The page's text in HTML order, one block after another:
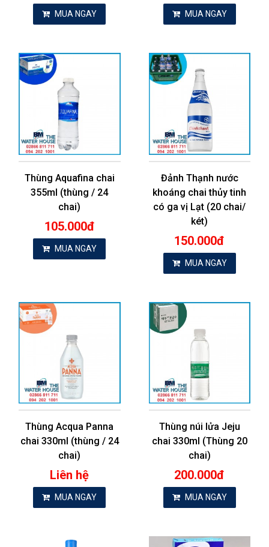
MUA NGAY MUA NGAY
Thùng Aquafina chai
355ml (thùng / 24
chai)
105.000đ
MUA NGAY
Đảnh Thạnh nước
khoáng chai thủy tinh
có ga vị Lạt (20 chai/
két)
150.000đ
MUA NGAY
Thùng Acqua Panna
chai 330ml (thùng / 24
chai)
Liên hệ
MUA NGAY
Thùng núi lửa Jeju
chai 330ml (Thùng 20
chai)
200.000đ
MUA NGAY